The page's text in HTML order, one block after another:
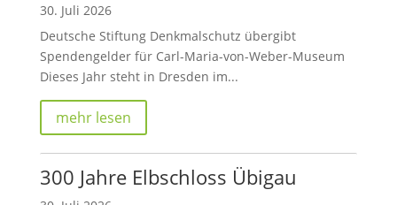
30. Juli 2026
Deutsche Stiftung Denkmalschutz übergibt
Spendengelder für Carl-Maria-von-Weber-Museum
Dieses Jahr steht in Dresden im...
mehr lesen
300 Jahre Elbschloss Übigau